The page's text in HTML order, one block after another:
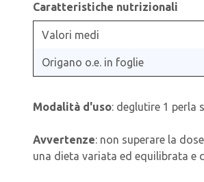
Caratteristiche nutrizionali
Valori medi
Origano o.e. in foglie
Modalità d'uso: deglutire 1 perla
Avvertenze: non superare la
una dieta variata ed equilibrata e